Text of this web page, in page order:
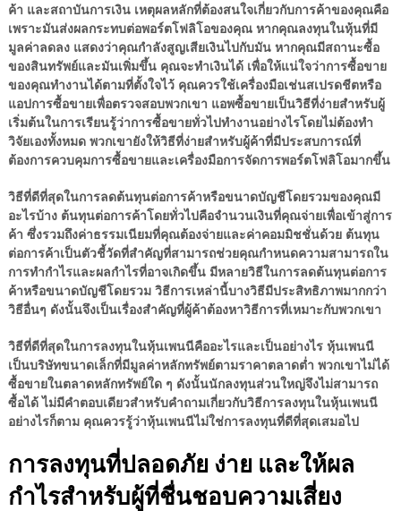
ค้า และสถาบันการเงิน เหตุผลหลักที่ต้องสนใจเกี่ยวกับการค้าของคุณคือ
เพราะมันส่งผลกระทบต่อพอร์ตโฟลิโอของคุณ หากคุณลงทุนในหุ้นที่มี
มูลค่าลดลง แสดงว่าคุณกำลังสูญเสียเงินไปกับมัน หากคุณมีสถานะซื้อ
ของสินทรัพย์และมันเพิ่มขึ้น คุณจะทำเงินได้ เพื่อให้แน่ใจว่าการซื้อขาย
ของคุณทำงานได้ตามที่ตั้งใจไว้ คุณควรใช้เครื่องมือเช่นสเปรดชีตหรือ
แอปการซื้อขายเพื่อตรวจสอบพวกเขา แอพซื้อขายเป็นวิธีที่ง่ายสำหรับผู้
เริ่มต้นในการเรียนรู้ว่าการซื้อขายทั่วไปทำงานอย่างไรโดยไม่ต้องทำ
วิจัยเองทั้งหมด พวกเขายังให้วิธีที่ง่ายสำหรับผู้ค้าที่มีประสบการณ์ที่
ต้องการควบคุมการซื้อขายและเครื่องมือการจัดการพอร์ตโฟลิโอมากขึ้น
วิธีที่ดีที่สุดในการลดต้นทุนต่อการค้าหรือขนาดบัญชีโดยรวมของคุณมี
อะไรบ้าง ต้นทุนต่อการค้าโดยทั่วไปคือจำนวนเงินที่คุณจ่ายเพื่อเข้าสู่การ
ค้า ซึ่งรวมถึงค่าธรรมเนียมที่คุณต้องจ่ายและค่าคอมมิชชั่นด้วย ต้นทุน
ต่อการค้าเป็นตัวชี้วัดที่สำคัญที่สามารถช่วยคุณกำหนดความสามารถใน
การทำกำไรและผลกำไรที่อาจเกิดขึ้น มีหลายวิธีในการลดต้นทุนต่อการ
ค้าหรือขนาดบัญชีโดยรวม วิธีการเหล่านี้บางวิธีมีประสิทธิภาพมากกว่า
วิธีอื่นๆ ดังนั้นจึงเป็นเรื่องสำคัญที่ผู้ค้าต้องหาวิธีการที่เหมาะกับพวกเขา
วิธีที่ดีที่สุดในการลงทุนในหุ้นเพนนีคืออะไรและเป็นอย่างไร หุ้นเพนนี
เป็นบริษัทขนาดเล็กที่มีมูลค่าหลักทรัพย์ตามราคาตลาดต่ำ พวกเขาไม่ได้
ซื้อขายในตลาดหลักทรัพย์ใด ๆ ดังนั้นนักลงทุนส่วนใหญ่จึงไม่สามารถ
ซื้อได้ ไม่มีคำตอบเดียวสำหรับคำถามเกี่ยวกับวิธีการลงทุนในหุ้นเพนนี
อย่างไรก็ตาม คุณควรรู้ว่าหุ้นเพนนีไม่ใช่การลงทุนที่ดีที่สุดเสมอไป
การลงทุนที่ปลอดภัย ง่าย และให้ผล
กำไรสำหรับผู้ที่ชื่นชอบความเสี่ยง